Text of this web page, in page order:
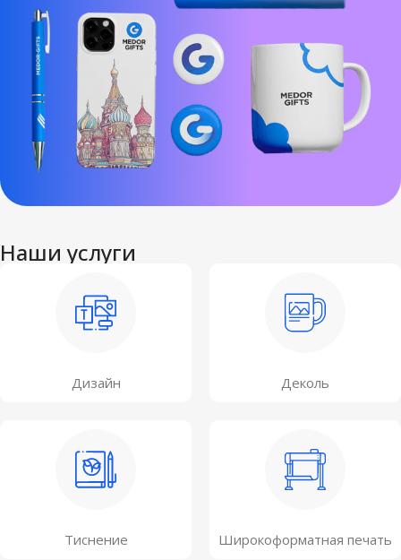
Наши услуги
Дизайн Деколь
Тиснение Широкоформатная печать